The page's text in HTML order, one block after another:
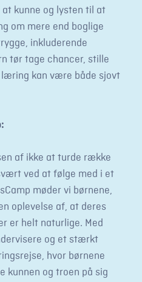
kunne og lysten til at
om mere end boglige
inkluderende
tør tage chancer, stille
læring kan være både sjovt
af ikke at turde række
ved at følge med i et
møder vi børnene,
oplevelse af, at deres
er helt naturlige. Med
og et stærkt
hvor børnene
kunnen og troen på sig